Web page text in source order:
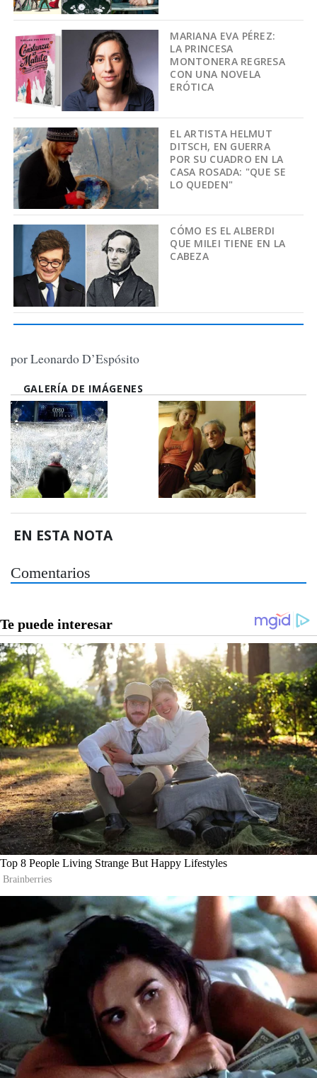
MARIANA EVA PÉREZ:
LA PRINCESA
MONTONERA REGRESA
CON UNA NOVELA
ERÓTICA
EL ARTISTA HELMUT
DITSCH, EN GUERRA
POR SU CUADRO EN LA
CASA ROSADA: "QUE SE
LO QUEDEN"
CÓMO ES EL ALBERDI
QUE MILEI TIENE EN LA
CABEZA
por Leonardo D’Espósito
GALERÍA DE IMÁGENES
EN ESTA NOTA
Comentarios